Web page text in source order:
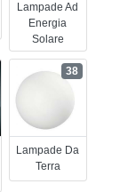
Lampade Ad
Energia
Solare
Lampade Da
Terra
38